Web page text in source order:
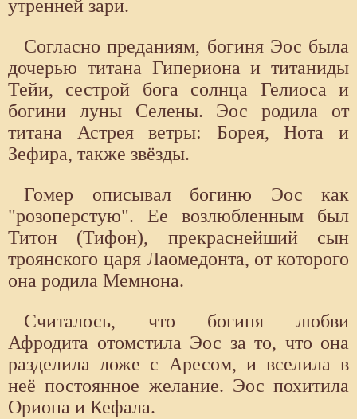
утренней зари.
Согласно преданиям, богиня Эос была
дочерью титана Гипериона и титаниды
Тейи, сестрой бога солнца Гелиоса и
богини луны Селены. Эос родила от
титана Астрея ветры: Борея, Нота и
Зефира, также звёзды.
Гомер описывал богиню Эос как
"розоперстую". Ее возлюбленным был
Титон (Тифон), прекраснейший сын
троянского царя Лаомедонта, от которого
она родила Мемнона.
Считалось, что богиня любви
Афродита отомстила Эос за то, что она
разделила ложе с Аресом, и вселила в
неё постоянное желание. Эос похитила
Ориона и Кефала.